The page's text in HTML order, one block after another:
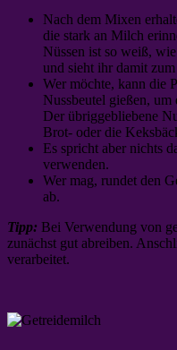
Nach dem Mixen
die stark an Milch
Nüssen ist so weiß,
und sieht ihr damit
Wer möchte, kann die
Nussbeutel gießen,
Der übriggebliebene
Brot- oder die
Es spricht aber nichts
verwenden.
Wer mag, rundet den
ab.
Tipp: Bei Verwendung von
zunächst gut abreiben.
verarbeitet.